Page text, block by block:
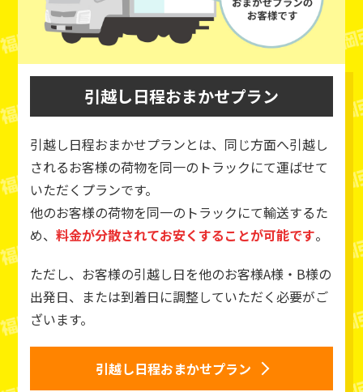
引越し日程おまかせプラン
引越し日程おまかせプランとは、同じ方面へ引越し
されるお客様の荷物を同一のトラックにて運ばせて
いただくプランです。
他のお客様の荷物を同一のトラックにて輸送するた
め、料金が分散されてお安くすることが可能です。
ただし、お客様の引越し日を他のお客様A様・B様の
出発日、または到着日に調整していただく必要がご
ざいます。
引越し日程おまかせプラン